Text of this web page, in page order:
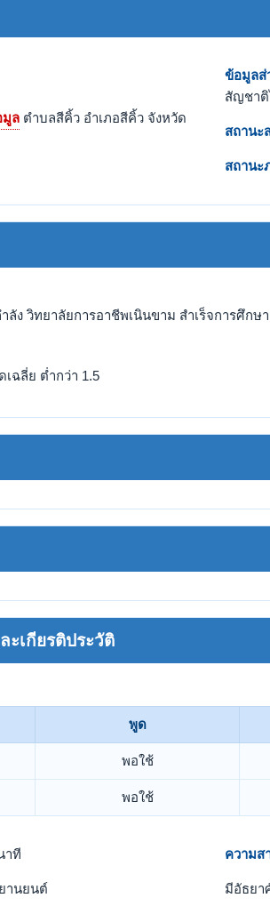
มูล ตำบลสีคิ้ว อำเภอสีคิ้ว จังหวัด
ข้อมูลส่
สัญชาติ
สถานะ
สถานะ
ง วิทยาลัยการอาชีพเนินขาม สำเร็จการศึกษ
ฉลี่ย ต่ำกว่า 1.5
ะเกียรติประวัติ
พูด
พอใช้
พอใช้
าที
านยนต์
ความส
มีอัธยา